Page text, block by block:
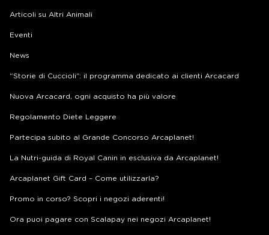
Articoli su Altri Animali
Eventi
News
“Storie di Cuccioli”: il programma dedicato ai clienti Arcacard
Nuova Arcacard, ogni acquisto ha più valore
Regolamento Diete Leggere
Partecipa subito al Grande Concorso Arcaplanet!
La Nutri-guida di Royal Canin in esclusiva da Arcaplanet!
Arcaplanet Gift Card – Come utilizzarla?
Promo in corso? Scopri i negozi aderenti!
Ora puoi pagare con Scalapay nei negozi Arcaplanet!